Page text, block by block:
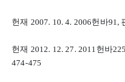
헌재 2007. 10. 4. 2006헌바91,
헌재 2012. 12. 27. 2011헌바
474-475